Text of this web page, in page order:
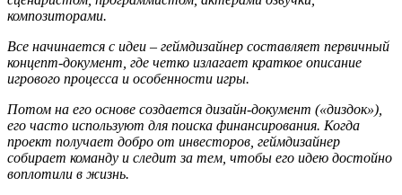
композиторами.
Все начинается с идеи – геймдизайнер составляет первичный
концепт-документ, где четко излагает краткое описание
игрового процесса и особенности игры.
Потом на его основе создается дизайн-документ («диздок»),
его часто используют для поиска финансирования. Когда
проект получает добро от инвесторов, геймдизайнер
собирает команду и следит за тем, чтобы его идею достойно
воплотили в жизнь.